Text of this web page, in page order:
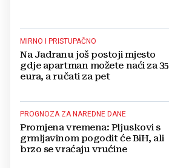
MIRNO I PRISTUPAČNO
Na Jadranu još postoji mjesto
gdje apartman možete naći za 35
eura, a ručati za pet
PROGNOZA ZA NAREDNE DANE
Promjena vremena: Pljuskovi s
grmljavinom pogodit će BiH, ali
brzo se vraćaju vrućine